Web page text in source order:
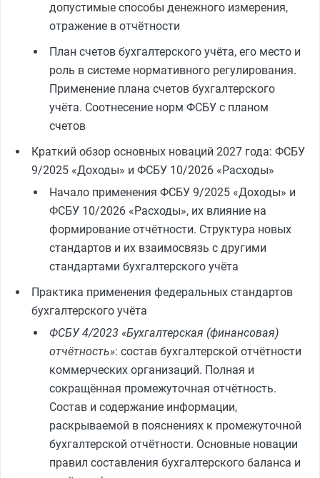
допустимые способы денежного измерения,
отражение в отчётности
План счетов бухгалтерского учёта, его место и
роль в системе нормативного регулирования.
Применение плана счетов бухгалтерского
учёта. Соотнесение норм ФСБУ с планом
счетов
Краткий обзор основных новаций 2027 года: ФСБУ
9/2025 «Доходы» и ФСБУ 10/2026 «Расходы»
Начало применения ФСБУ 9/2025 «Доходы» и
ФСБУ 10/2026 «Расходы», их влияние на
формирование отчётности. Структура новых
стандартов и их взаимосвязь с другими
стандартами бухгалтерского учёта
Практика применения федеральных стандартов
бухгалтерского учёта
ФСБУ 4/2023 «Бухгалтерская (финансовая)
отчётность»: состав бухгалтерской отчётности
коммерческих организаций. Полная и
сокращённая промежуточная отчётность.
Состав и содержание информации,
раскрываемой в пояснениях к промежуточной
бухгалтерской отчётности. Основные новации
правил составления бухгалтерского баланса и